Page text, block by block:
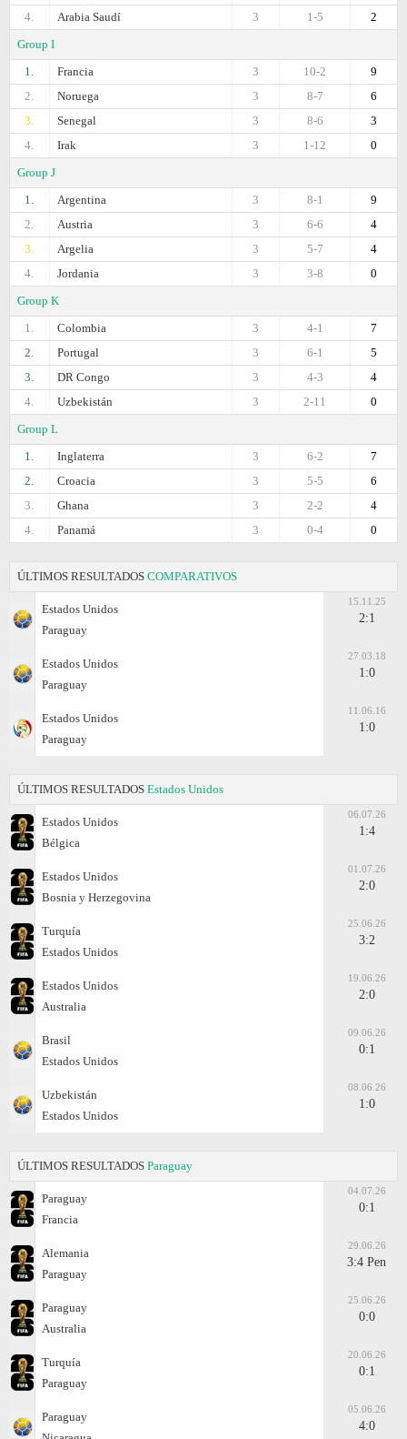
4.
Arabia Saudí 2
1-5
3
Group I
1.
Francia 9
10-2
3
2.
Noruega 6
8-7
3
3.
Senegal 3
8-6
3
4.
Irak 0
1-12
3
Group J
1.
Argentina 9
8-1
3
2.
Austria 4
6-6
3
3.
Argelia 4
5-7
3
4.
Jordania 0
3-8
3
Group K
1.
Colombia 7
4-1
3
2.
Portugal 5
6-1
3
3.
DR Congo 4
4-3
3
4.
Uzbekistán 0
2-11
3
Group L
1.
Inglaterra 7
6-2
3
2.
Croacia 6
5-5
3
3.
Ghana 4
2-2
3
4.
Panamá 0
0-4
3
ÚLTIMOS RESULTADOS COMPARATIVOS
Estados Unidos
Paraguay
15.11.25
2:1
Estados Unidos
Paraguay
27.03.18
1:0
Estados Unidos
Paraguay
11.06.16
1:0
ÚLTIMOS RESULTADOS Estados Unidos
Estados Unidos
Bélgica
06.07.26
1:4
Estados Unidos
Bosnia y Herzegovina
01.07.26
2:0
Turquía
Estados Unidos
25.06.26
3:2
Estados Unidos
Australia
19.06.26
2:0
Brasil
Estados Unidos
09.06.26
0:1
Uzbekistán
Estados Unidos
08.06.26
1:0
ÚLTIMOS RESULTADOS Paraguay
Paraguay
Francia
04.07.26
0:1
Alemania
Paraguay
29.06.26
3:4 Pen
Paraguay
Australia
25.06.26
0:0
Turquía
Paraguay
20.06.26
0:1
Paraguay
05.06.26
4:0